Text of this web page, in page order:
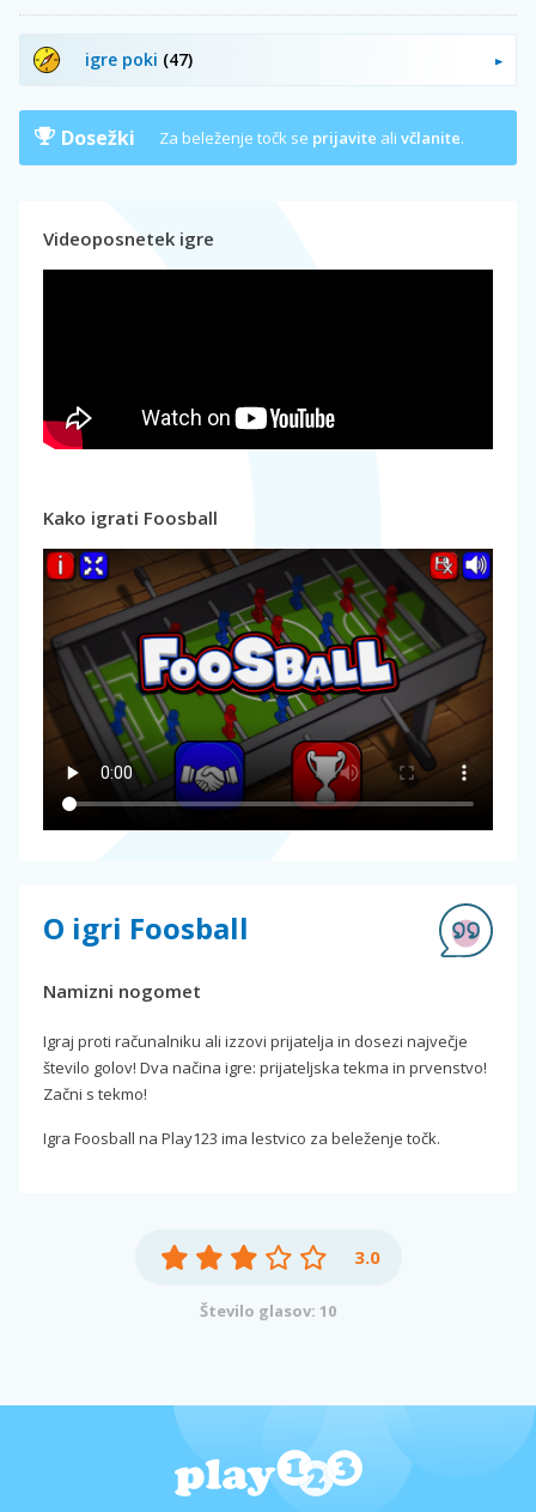
igre poki (47)
Dosežki Za beleženje točk se prijavite ali včlanite.
Videoposnetek igre
Kako igrati Foosball
O igri Foosball
Namizni nogomet
Igraj proti računalniku ali izzovi prijatelja in dosezi največje
število golov! Dva načina igre: prijateljska tekma in prvenstvo!
Začni s tekmo!
Igra Foosball na Play123 ima lestvico za beleženje točk.
3.0
Število glasov: 10